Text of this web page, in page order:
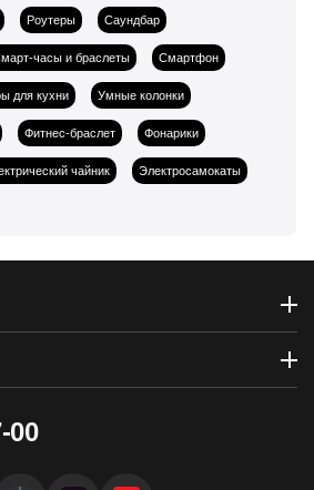
Роутеры Саундбар
часы и браслеты Смартфон
для кухни Умные колонки
Фитнес-браслет Фонарики
чайник Электросамокаты
00